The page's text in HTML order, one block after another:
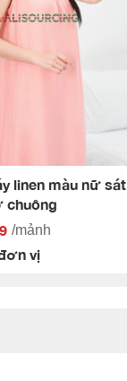
linen màu nữ sát
chuông
/mảnh
vị